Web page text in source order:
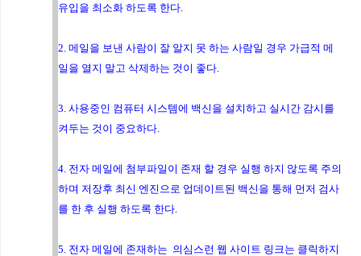
유입을 최소화 하도록 한다.
2. 메일을 보낸 사람이 잘 알지 못 하는 사람일 경우 가급적 메
일을 열지 말고 삭제하는 것이 좋다.
3. 사용중인 컴퓨터 시스템에 백신을 설치하고 실시간 감시를
켜두는 것이 중요하다.
4. 전자 메일에 첨부파일이 존재 할 경우 실행 하지 않도록 주의
하며 저장후 최신 엔진으로 업데이트된 백신을 통해 먼저 검사
를 한 후 실행 하도록 한다.
5. 전자 메일에 존재하는 의심스런 웹 사이트 링크는 클릭하지